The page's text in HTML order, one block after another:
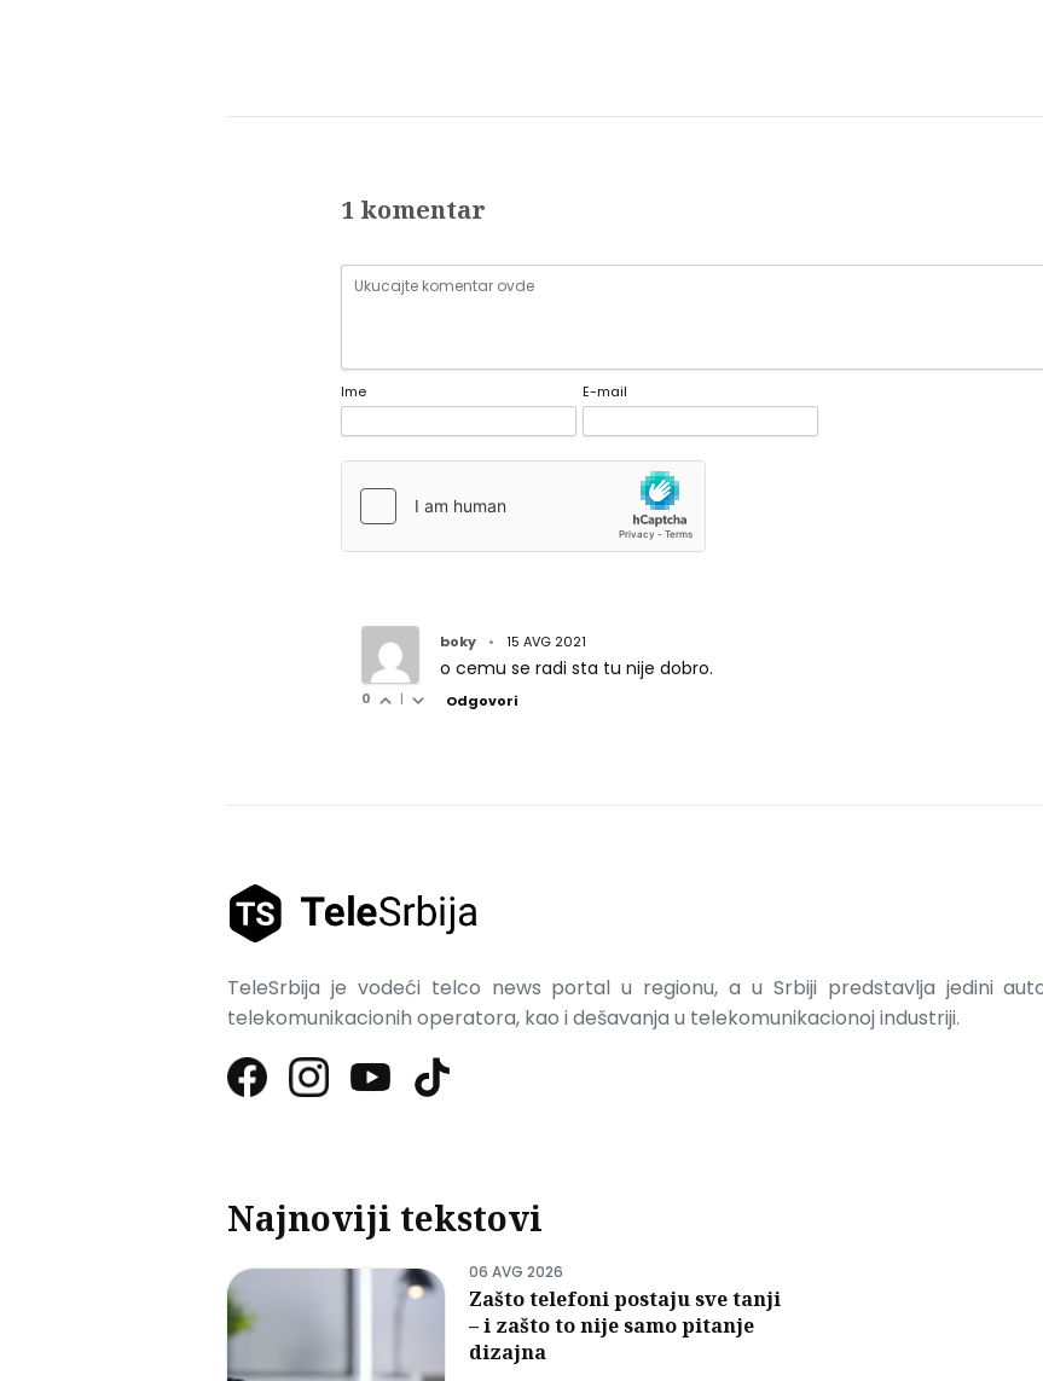
1 komentar
Ime E-mail
boky • 15 AVG 2021
o cemu se radi sta tu nije dobro.
0 | Odgovori
TeleSrbija je vodeći telco news portal u regionu, a u Srbiji predstavlja jedini
telekomunikacionih operatora, kao i dešavanja u telekomunikacionoj industriji.
Najnoviji tekstovi
06 AVG 2026
Zašto telefoni postaju sve tanji
– i zašto to nije samo pitanje
dizajna